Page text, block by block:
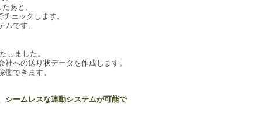
あと、
ェックします。
です。
ました。
への送り状データを作成します。
できます。
シームレスな連動システムが可能で